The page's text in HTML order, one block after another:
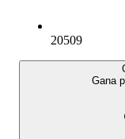
20509
Gana